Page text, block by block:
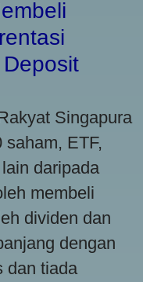
Singapura
ETF,
daripada
membeli
dividen dan
dengan
dan tiada